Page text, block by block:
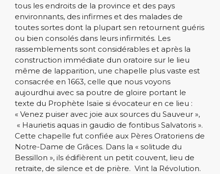
tous les endroits de la province et des pays
environnants, des infirmes et des malades de
toutes sortes dont la plupart sen retournent guéris
ou bien consolés dans leurs infirmités. Les
rassemblements sont considérables et après la
construction immédiate dun oratoire sur le lieu
même de lapparition, une chapelle plus vaste est
consacrée en 1663, celle que nous voyons
aujourdhui avec sa poutre de gloire portant le
texte du Prophète Isaïe si évocateur en ce lieu :
« Venez puiser avec joie aux sources du Sauveur »,
« Haurietis aquas in gaudio de fontibus Salvatoris ».
Cette chapelle fut confiée aux Pères Oratoriens de
Notre-Dame de Grâces. Dans la « solitude du
Bessillon », ils édifièrent un petit couvent, lieu de
retraite, de silence et de prière. Vint la Révolution.